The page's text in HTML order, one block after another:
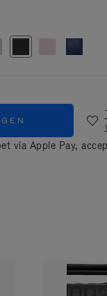
via Apple Pay,